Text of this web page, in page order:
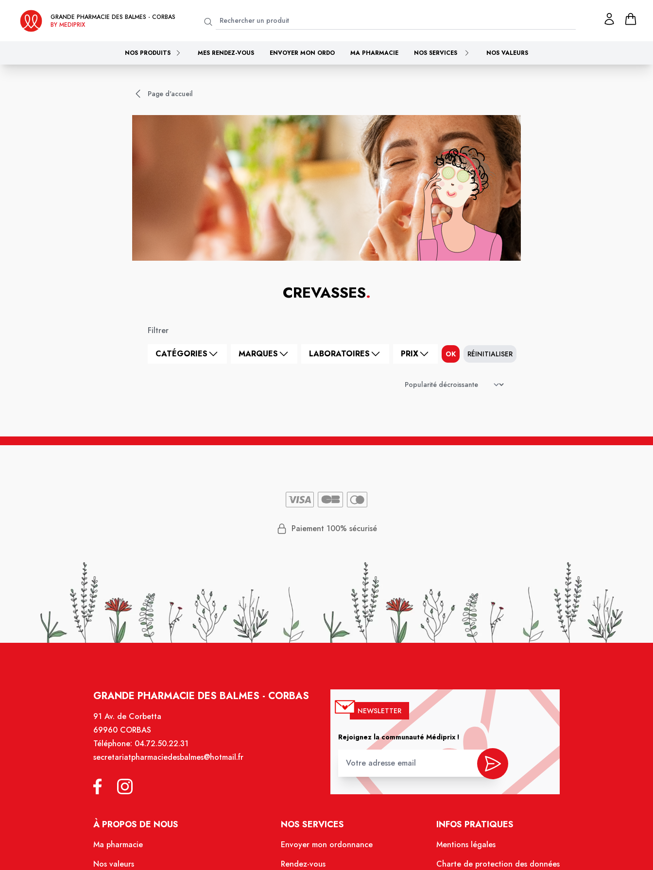
GRANDE PHARMACIE DES BALMES - CORBAS
BY MEDIPRIX
NOS PRODUITS MES RENDEZ-VOUS ENVOYER MON ORDO MA PHARMACIE NOS SERVICES NOS VALEURS
Page d'accueil
CREVASSES.
Filtrer
CATÉGORIES MARQUES LABORATOIRES PRIX OK RÉINITIALISER
Paiement 100% sécurisé
GRANDE PHARMACIE DES BALMES - CORBAS
91 Av. de Corbetta
69960 CORBAS
Téléphone: 04.72.50.22.31
secretariatpharmaciedesbalmes@hotmail.fr
NEWSLETTER
Rejoignez la communauté Médiprix !
À PROPOS DE NOUS
Ma pharmacie
Nos valeurs
NOS SERVICES
Envoyer mon ordonnance
Rendez-vous
INFOS PRATIQUES
Mentions légales
Charte de protection des données